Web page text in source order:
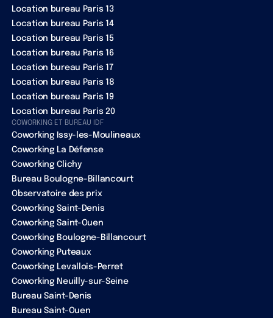
Location bureau Paris 13
Location bureau Paris 14
Location bureau Paris 15
Location bureau Paris 16
Location bureau Paris 17
Location bureau Paris 18
Location bureau Paris 19
Location bureau Paris 20
COWORKING ET BUREAU IDF
Coworking Issy-les-Moulineaux
Coworking La Défense
Coworking Clichy
Bureau Boulogne-Billancourt
Observatoire des prix
Coworking Saint-Denis
Coworking Saint-Ouen
Coworking Boulogne-Billancourt
Coworking Puteaux
Coworking Levallois-Perret
Coworking Neuilly-sur-Seine
Bureau Saint-Denis
Bureau Saint-Ouen